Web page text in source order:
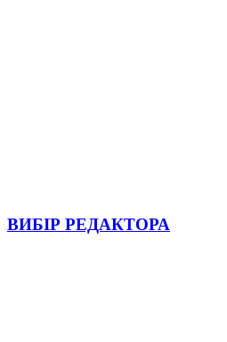
ВИБІР РЕДАКТОРА